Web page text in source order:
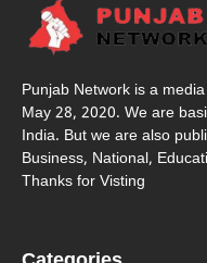
Punjab Network is a
May 28, 2020. We are
India. But we are also
Business, National,
Thanks for Visting